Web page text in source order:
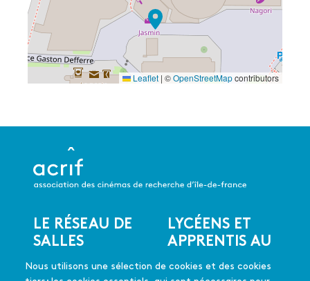
Leaflet | ©OpenStreetMapcontributors
Nous utilisons une sélection de cookies et des cookies
Menu
pied
LE RÉSEAU DE
SALLES
Les salles du réseau
LYCÉENS ET
APPRENTIS AU
CINÉMA